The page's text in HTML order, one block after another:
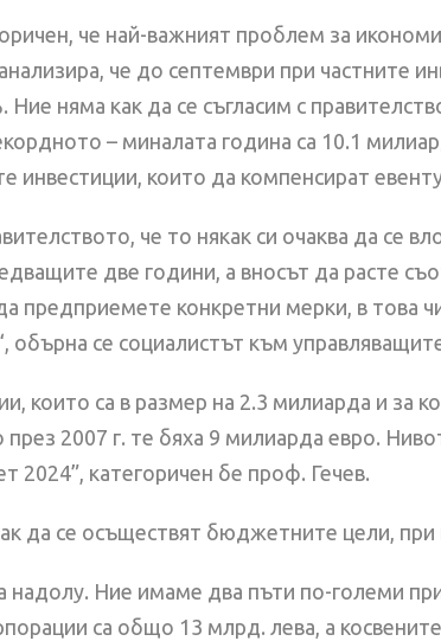
че най-важният проблем за
че до септември при частните
няма как да се съгласим с
– миналата година са 10.1
инвестиции, които да компенсират
че то някак си очаква да се
две години, а вносът да расте
предприемете конкретни мерки, в това
обърна се социалистът към
които са в размер на 2.3 милиарда и за
2007 г. те бяха 9 милиарда евро.
2024”, категоричен бе проф. Гечев.
да се осъществят бюджетните цели,
надолу. Ние имаме два пъти по-големи
са общо 13 млрд. лева, а